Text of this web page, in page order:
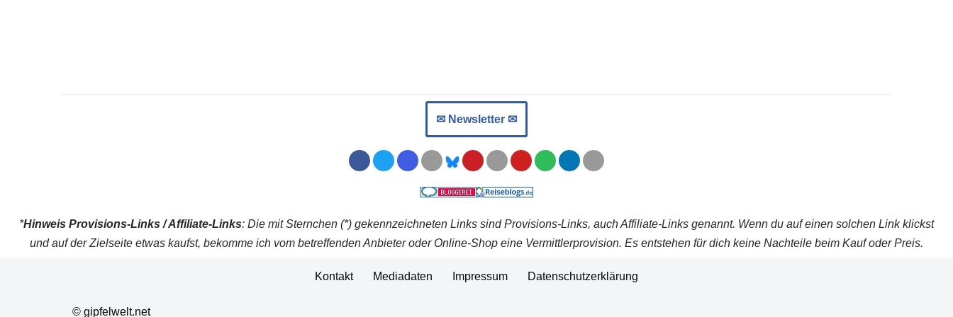
✉︎ Newsletter ✉︎
*Hinweis Provisions-Links / Affiliate-Links: Die mit Sternchen (*) gekennzeichneten Links sind Provisions-Links, auch Affiliate-Links genannt. Wenn du auf einen solchen Link klickst
und auf der Zielseite etwas kaufst, bekomme ich vom betreffenden Anbieter oder Online-Shop eine Vermittlerprovision. Es entstehen für dich keine Nachteile beim Kauf oder Preis.
Kontakt Mediadaten Impressum Datenschutzerklärung
© gipfelwelt.net